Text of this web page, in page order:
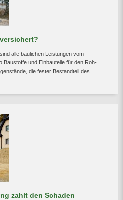
alle baulichen Leistungen vom
Baustoffe und Einbauteile für den Roh-
die fester Bestandteil des
zahlt den Schaden